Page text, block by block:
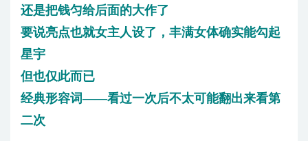
还是把钱匀给后面的大作了
要说亮点也就女主人设了，丰满女体确实能勾起
星宇
但也仅此而已
经典形容词——看过一次后不太可能翻出来看第
二次